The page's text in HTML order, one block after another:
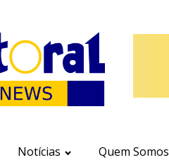
Notícias Quem Somos